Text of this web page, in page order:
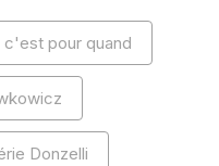
c'est pour quand
Donzelli